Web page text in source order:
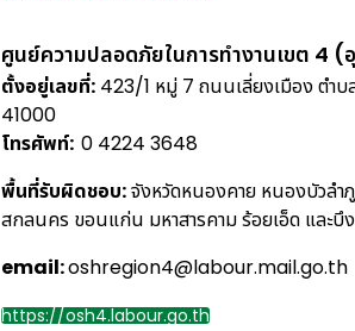
ศูนย์ความปลอดภัยในการทำงานเขต 4 (
ตั้งอยู่เลขที่: 423/1 หมู่ 7 ถนนเลี่ยงเมือง ตำบ
41000
โทรศัพท์: 0 4224 3648
พื้นที่รับผิดชอบ:จังหวัดหนองคาย หนองบัวล
สกลนคร ขอนแก่น มหาสารคาม ร้อยเอ็ด และบึ
email:oshregion4@labour.mail.go.th
https://osh4.labour.go.th